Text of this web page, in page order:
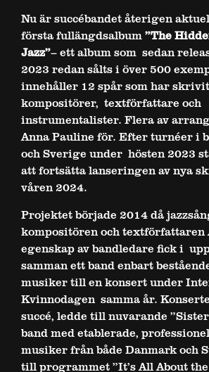
Nu är succébandetåterigen
första fullängdsalbum”The
Jazz”– ett album som sedan
2023 redan sålts i över 500
innehåller 12 spår som har
kompositörer, textförfattare och
instrumentalister. Flera av
Anna Pauline för. Efter turnéer i
och Sverige under hösten 2023
att fortsätta lanseringen av nya
våren 2024.
Projektet började 2014 då
kompositören och textförfattaren
egenskap av bandledare fick i
samman ett band enbart
musiker till en konsert under
Kvinnodagen samma år.
succé, ledde till nuvarande
band med etablerade,
musiker från både Danmark och
till programmet ”It’s All About